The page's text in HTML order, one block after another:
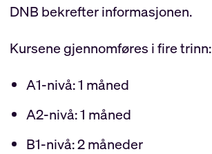
DNB bekrefter informasjonen.
Kursene gjennomføres i fire trinn:
A1-nivå: 1 måned
A2-nivå: 1 måned
B1-nivå: 2 måneder